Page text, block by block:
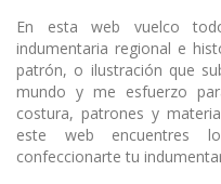
En esta web vuelco
indumentaria regional e
patrón, o ilustración que
mundo y me esfuerzo
costura, patrones y
este web encuentres
confeccionarte tu